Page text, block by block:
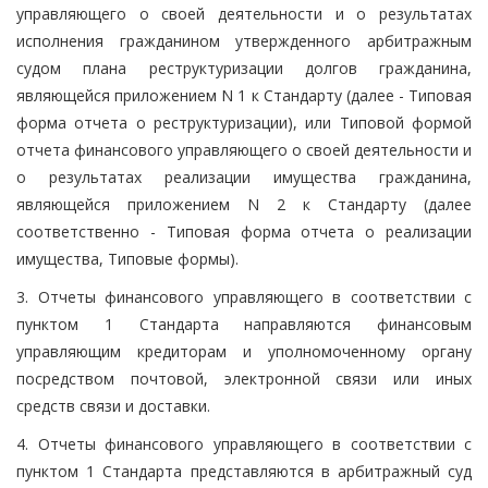
управляющего о своей деятельности и о результатах
исполнения гражданином утвержденного арбитражным
судом плана реструктуризации долгов гражданина,
являющейся приложением N 1 к Стандарту (далее - Типовая
форма отчета о реструктуризации), или Типовой формой
отчета финансового управляющего о своей деятельности и
о результатах реализации имущества гражданина,
являющейся приложением N 2 к Стандарту (далее
соответственно - Типовая форма отчета о реализации
имущества, Типовые формы).
3. Отчеты финансового управляющего в соответствии с
пунктом 1 Стандарта направляются финансовым
управляющим кредиторам и уполномоченному органу
посредством почтовой, электронной связи или иных
средств связи и доставки.
4. Отчеты финансового управляющего в соответствии с
пунктом 1 Стандарта представляются в арбитражный суд